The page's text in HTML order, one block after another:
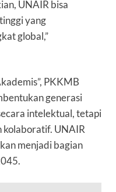
UNAIR bisa
yang
global,”
PKKMB
generasi
intelektual, tetapi
kolaboratif. UNAIR
menjadi bagian